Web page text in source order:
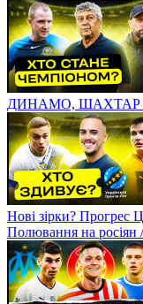
ДИНАМО, ШАХТАР
Нові зірки? Прогрес
Полювання на